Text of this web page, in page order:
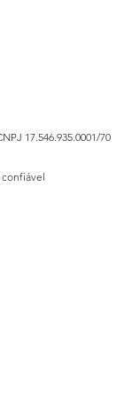
17.546.935.0001/70